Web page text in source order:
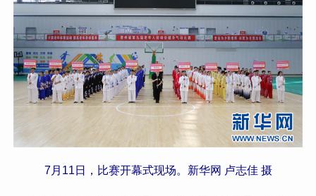
7月11日，比赛开幕式现场。新华网 卢志佳 摄